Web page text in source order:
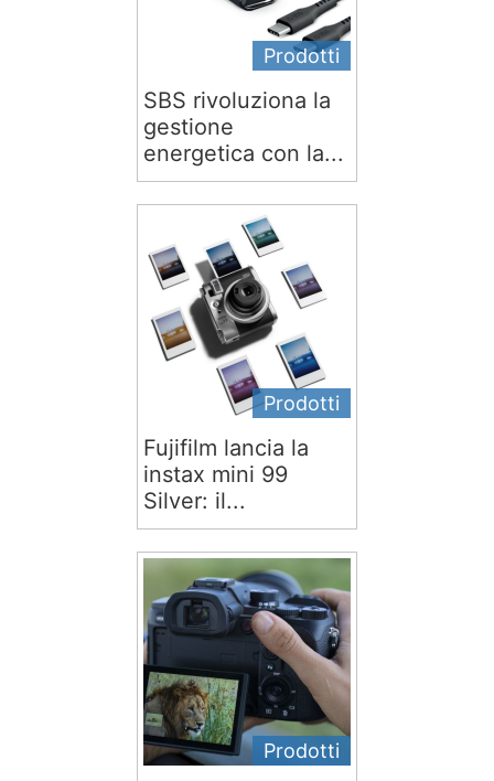
Prodotti
SBS rivoluziona la
gestione
energetica con la...
Prodotti
Fujifilm lancia la
instax mini 99
Silver: il...
Prodotti